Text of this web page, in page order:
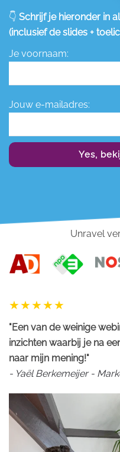
👇 Schrijf je hieronder in
(inclusief de slides +
Je voornaam:
Jouw e-mailadres:
Yes,
Unravel
"Een van de weinige
inzichten waarbij je na
naar mijn mening!"
- Yaël Berkemeijer -